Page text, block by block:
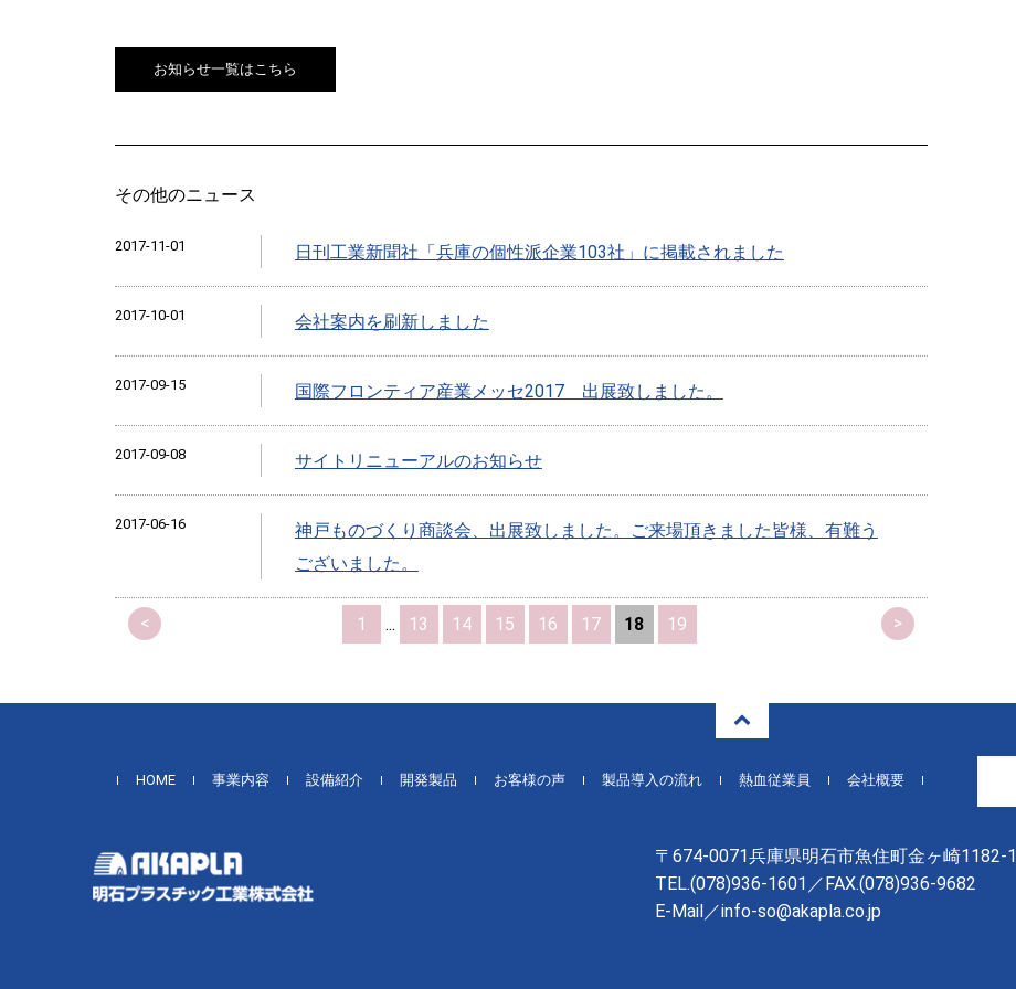
お知らせ一覧はこちら
その他のニュース
2017-11-01 日刊工業新聞社「兵庫の個性派企業103社」に掲載されました
2017-10-01 会社案内を刷新しました
2017-09-15 国際フロンティア産業メッセ2017 出展致しました。
2017-09-08 サイトリニューアルのお知らせ
2017-06-16
神戸ものづくり商談会、出展致しました。ご来場頂きました皆様、有難う
ございました。
< 1 ... 13 14 15 16 17 18 19 >
HOME 事業内容 設備紹介 開発製品 お客様の声 製品導入の流れ 熱血従業員 会社概要
〒674-0071兵庫県明石市魚住町金ヶ崎1182-1
TEL.(078)936-1601 ／FAX.(078)936-9682
E-Mail／info-so@akapla.co.jp